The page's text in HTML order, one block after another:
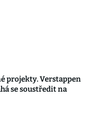
projekty. Verstappen
se soustředit na